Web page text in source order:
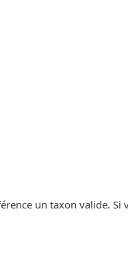
un taxon valide.